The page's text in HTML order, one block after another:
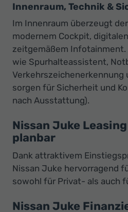
Innenraum, Technik &
Im Innenraum überzeugt
modernem Cockpit,
zeitgemäßem
wie Spurhalteassistent,
Verkehrszeichenerkennung
sorgen für Sicherheit und
nach Ausstattung).
Nissan Juke
planbar
Dank attraktivem
Nissan Juke hervorragend
sowohl für Privat- als auch
Nissan Juke